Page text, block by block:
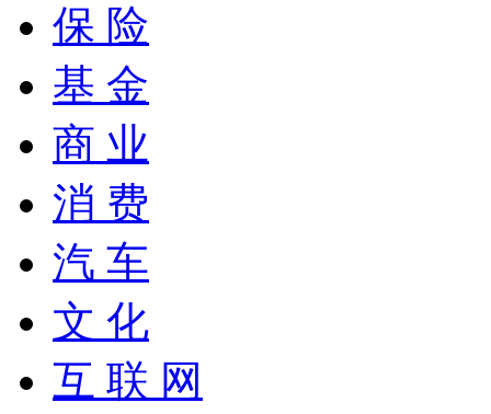
保 险
基 金
商 业
消 费
汽 车
文 化
互 联 网